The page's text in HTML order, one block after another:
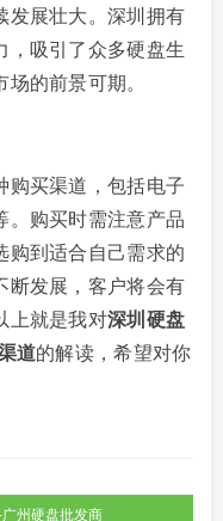
发展壮大。深圳拥有
，吸引了众多硬盘生
的前景可期。
购买渠道，包括电子
。购买时需注意产品
购到适合自己需求的
断发展，客户将会有
上就是我对深圳硬盘
道的解读，希望对你
州硬盘批发商